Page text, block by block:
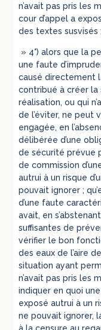
n’avait pas pris les
cour d’appel a
des textes susvisés ;
» 4°) alors que la
une faute
causé directement
contribué à créer la
réalisation, ou qui
de l’éviter, ne peut
engagée, en
délibérée d’une
de sécurité prévue
de commission
autrui à un risque
pouvait ignorer ;
d’une faute
avait, en
suffisantes de
vérifier le bon
des eaux de l’aire
situation ayant
n’avait pas pris les
indiquer en quoi
exposé autrui à un
ne pouvait ignorer,